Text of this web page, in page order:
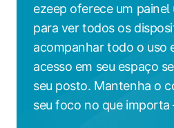
ezeep oferece um painel
para ver todos os
acompanhar todo o uso
acesso em seu espaço
seu posto. Mantenha o
seu foco no que